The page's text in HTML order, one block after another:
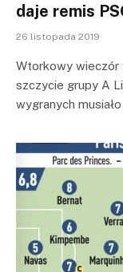
daje remis
26 listopada 2019
Wtorkowy wieczór
szczycie grupy A
wygranych